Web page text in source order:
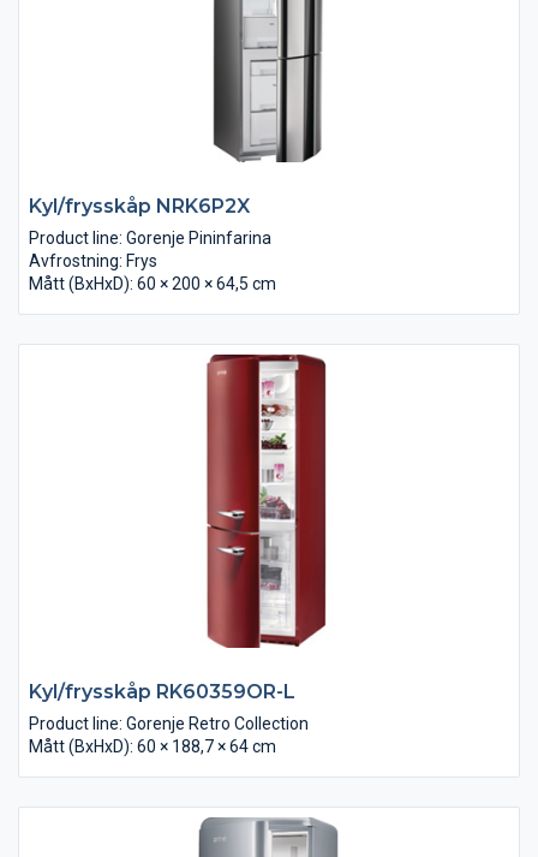
Kyl/frysskåp NRK6P2X
Product line: Gorenje Pininfarina
Avfrostning: Frys
Mått (BxHxD): 60 × 200 × 64,5 cm
Kyl/frysskåp RK60359OR-L
Product line: Gorenje Retro Collection
Mått (BxHxD): 60 × 188,7 × 64 cm